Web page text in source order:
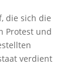
die sich die
Protest und
verdient